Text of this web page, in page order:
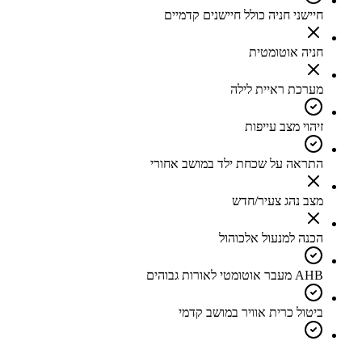
חיישני חניה כולל חיישנים קדמיים
חניה אוטומטית
מערכת ראיית לילה
זיהוי מצב עייפות
התראה על שכחת ילד במושב אחורי
מצב נהג צעיר/חדש
הכנה למנעול אלכוהול
AHB מעבר אוטומטי לאורות גבוהים
ביטול כרית אוויר במושב קדמי